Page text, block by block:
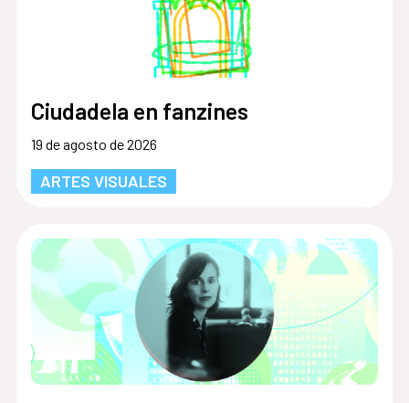
Ciudadela en fanzines
19 de agosto de 2026
ARTES VISUALES